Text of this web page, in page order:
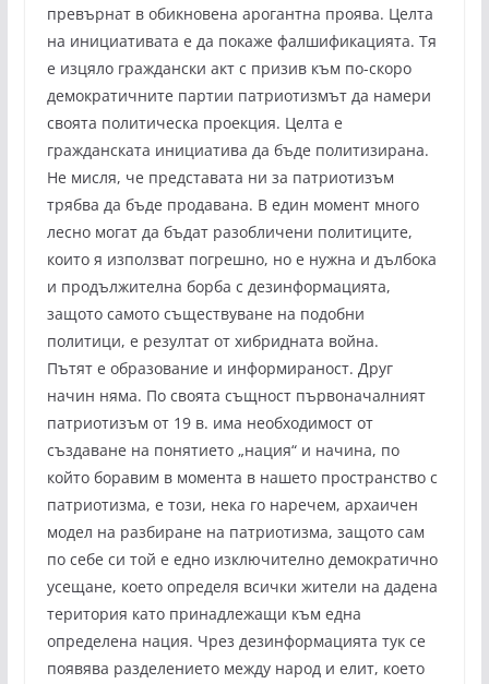
превърнат в обикновена арогантна проява. Целта
на инициативата е да покаже фалшификацията. Тя
е изцяло граждански акт с призив към по-скоро
демократичните партии патриотизмът да намери
своята политическа проекция. Целта е
гражданската инициатива да бъде политизирана.
Не мисля, че представата ни за патриотизъм
трябва да бъде продавана. В един момент много
лесно могат да бъдат разобличени политиците,
които я използват погрешно, но е нужна и дълбока
и продължителна борба с дезинформацията,
защото самото съществуване на подобни
политици, е резултат от хибридната война.
Пътят е образование и информираност. Друг
начин няма. По своята същност първоначалният
патриотизъм от 19 в. има необходимост от
създаване на понятието „нация“ и начина, по
който боравим в момента в нашето пространство с
патриотизма, е този, нека го наречем, архаичен
модел на разбиране на патриотизма, защото сам
по себе си той е едно изключително демократично
усещане, което определя всички жители на дадена
територия като принадлежащи към една
определена нация. Чрез дезинформацията тук се
появява разделението между народ и елит, което